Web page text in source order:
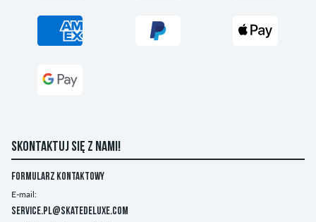
SKONTAKTUJ SIĘ Z NAMI!
Formularz kontaktowy
E-mail:
service.pl@skatedeluxe.com